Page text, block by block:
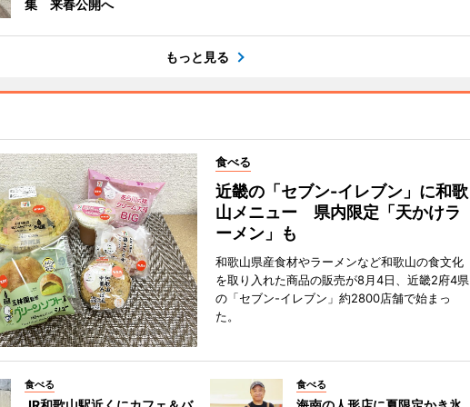
集 来春公開へ
もっと見る
食べる
近畿の「セブン-イレブン」に和歌
山メニュー 県内限定「天かけラ
ーメン」も
和歌山県産食材やラーメンなど和歌山の食文化
を取り入れた商品の販売が8月4日、近畿2府4県
の「セブン-イレブン」約2800店舗で始まっ
た。
食べる 食べる